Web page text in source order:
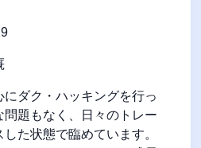
ダク・ハッキングを行っ
題もなく、日々のトレー
た状態で臨めています。